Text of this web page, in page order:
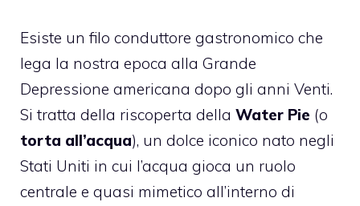
Esiste un filo conduttore gastronomico che
lega la nostra epoca alla Grande
Depressione americana dopo gli anni Venti.
Si tratta della riscoperta della Water Pie (o
torta all’acqua), un dolce iconico nato negli
Stati Uniti in cui l’acqua gioca un ruolo
centrale e quasi mimetico all’interno di